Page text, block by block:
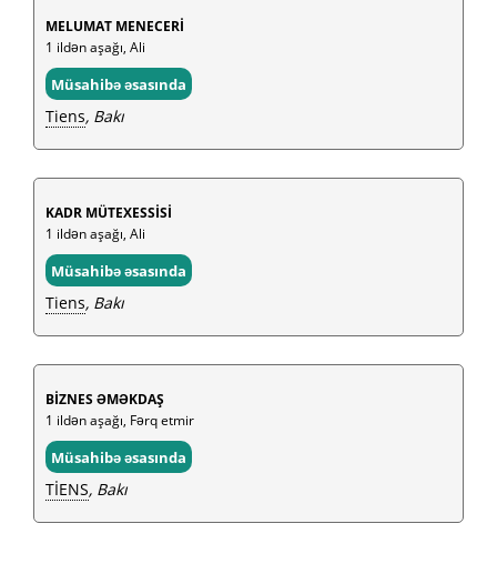
MELUMAT MENECERİ
1 ildən aşağı, Ali
Müsahibə əsasında
Tiens, Bakı
KADR MÜTEXESSİSİ
1 ildən aşağı, Ali
Müsahibə əsasında
Tiens, Bakı
BİZNES ƏMƏKDAŞ
1 ildən aşağı, Fərq etmir
Müsahibə əsasında
TİENS, Bakı